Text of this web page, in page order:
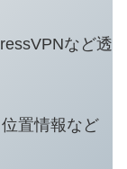
など透
置情報など